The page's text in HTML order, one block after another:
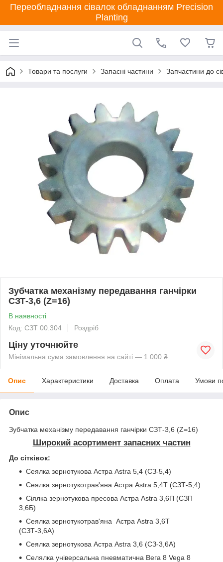
Переобладнання сівалок обладнанням Precision
Planting
Товари та послуги Запасні частини Запчастини до
Зубчатка механізму передавання ганчірки
СЗТ-3,6 (Z=16)
В наявності
Код: СЗТ 00.304
Роздріб
Ціну уточнюйте
Мінімальна сума замовлення на сайті — 1 000 ₴
Опис Характеристики Доставка Оплата Умови
Опис
Зубчатка механізму передавання ганчірки СЗТ-3,6 (Z=16)
Широкий асортимент запасних частин
До сітківок:
Сеялка зернотукова Астра Astra 5,4 (СЗ-5,4)
Сеялка зернотукотрав'яна Астра Astra 5,4Т (СЗТ-5,4)
Сіялка зернотукова пресова Астра Astra 3,6П (СЗП
3,6Б)
Сеялка зернотукотрав'яна Астра Astra 3,6Т
(СЗТ-3,6А)
Сеялка зернотукова Астра Astra 3,6 (СЗ-3,6А)
Селялка універсальна пневматична Вега 8 Vega 8